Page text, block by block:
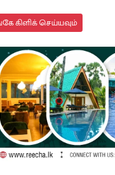
கிளிக் செய்யவும்